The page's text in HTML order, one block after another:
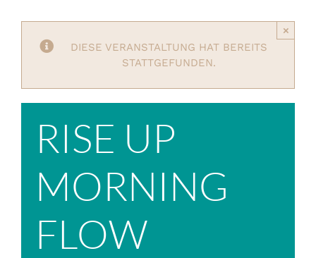
DIESE VERANSTALTUNG HAT BEREITS
STATTGEFUNDEN.
×
RISE UP
MORNING
FLOW